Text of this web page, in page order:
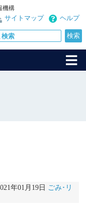
機構
ヘルプ
サイトマップ
年01月19日 ごみ･リ